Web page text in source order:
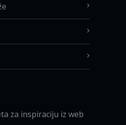
za inspiraciju iz web